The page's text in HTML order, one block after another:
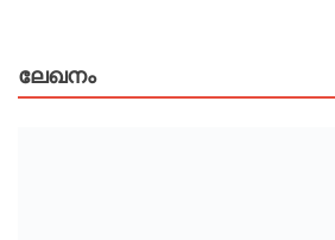
ലേഖനം